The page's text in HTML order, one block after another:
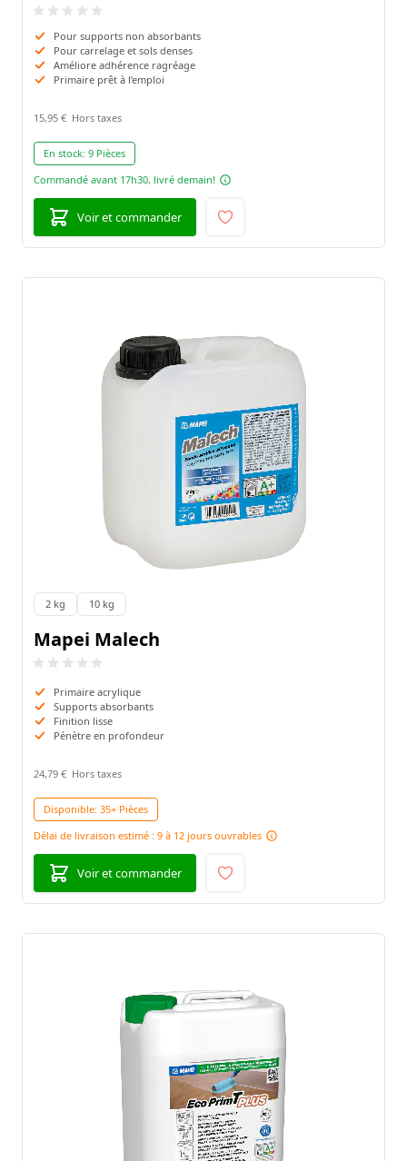
Pour supports non absorbants
Pour carrelage et sols denses
Améliore adhérence ragréage
Primaire prêt à l’emploi
15,95 €
En stock: 9 Pièces
Commandé avant 17h30, livré demain!
Voir et commander
Emballage:
2 kg 10 kg
Mapei Malech
Primaire acrylique
Supports absorbants
Finition lisse
Pénètre en profondeur
24,79 €
Disponible: 35+ Pièces
Délai de livraison estimé : 9 à 12 jours ouvrables
Voir et commander